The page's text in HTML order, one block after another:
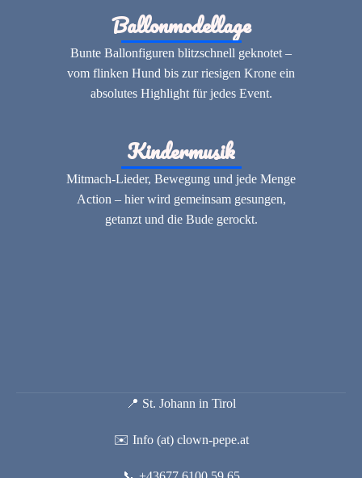
Ballonmodellage
Bunte Ballonfiguren blitzschnell geknotet –
vom flinken Hund bis zur riesigen Krone ein
absolutes Highlight für jedes Event.
Kindermusik
Mitmach-Lieder, Bewegung und jede Menge
Action – hier wird gemeinsam gesungen,
getanzt und die Bude gerockt.
📍 St. Johann in Tirol
✉️ Info (at) clown-pepe.at